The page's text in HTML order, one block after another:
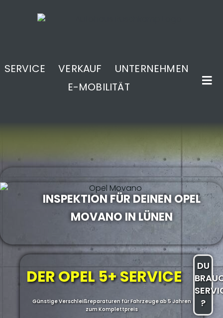
SERVICE VERKAUF
UNTERNEHMEN
E-MOBILITÄT
.
INSPEKTION FÜR DEINEN OPEL
MOVANO IN LÜNEN
DER OPEL 5+ SERVICE
Günstige Verschleißreparaturen für Fahrzeuge ab 5 Jahren
zum Komplettpreis
DU
?